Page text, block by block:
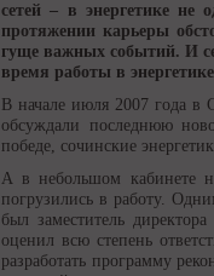
сетей – в энергетике не
протяжении карьеры
гуще важных событий. И
время работы в
В начале июля 2007 года в
обсуждали последнюю
победе, сочинские
А в небольшом кабинете
погрузились в работу.
был заместитель
оценил всю степень
разработать программу